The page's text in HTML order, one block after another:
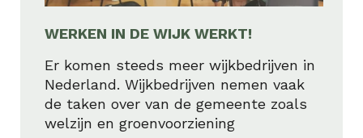
WERKEN IN DE WIJK WERKT!
Er komen steeds meer wijkbedrijven in
Nederland. Wijkbedrijven nemen vaak
de taken over van de gemeente zoals
welzijn en groenvoorziening